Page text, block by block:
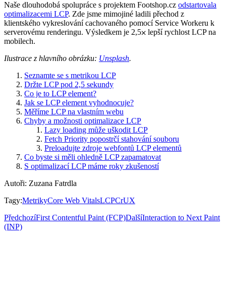
Naše dlouhodobá spolupráce s projektem Footshop.cz odstartovala
optimalizacemi LCP. Zde jsme mimojiné ladili přechod z
klientského vykreslování cachovaného pomocí Service Workeru k
serverovému renderingu. Výsledkem je 2,5⨉ lepší rychlost LCP na
mobilech.
Ilustrace z hlavního obrázku: Unsplash.
Seznamte se s metrikou LCP
Držte LCP pod 2,5 sekundy
Co je to LCP element?
Jak se LCP element vyhodnocuje?
Měříme LCP na vlastním webu
Chyby a možnosti optimalizace LCP
Lazy loading může uškodit LCP
Fetch Priority popostrčí stahování souboru
Preloadujte zdroje webfontů LCP elementů
Co byste si měli ohledně LCP zapamatovat
S optimalizací LCP máme roky zkušeností
Autoři: Zuzana Fatrdla
Tagy:MetrikyCore Web VitalsLCPCrUX
PředchozíFirst Contentful Paint (FCP)DalšíInteraction to Next Paint
(INP)